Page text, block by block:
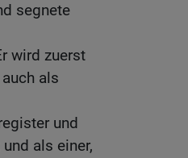
segnete
wird zuerst
als
und
als einer,